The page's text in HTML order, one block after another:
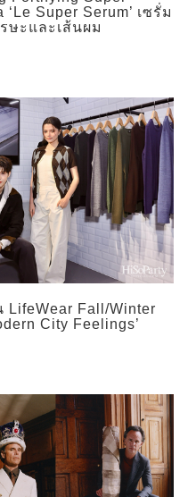
Super Serum’ เซรั่ม
ษะและเส้นผม
LifeWear Fall/Winter
City Feelings’